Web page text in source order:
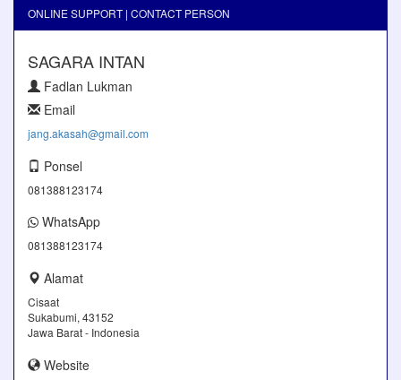
ONLINE SUPPORT | CONTACT PERSON
SAGARA INTAN
Fadlan Lukman
Email
jang.akasah@gmail.com
Ponsel
081388123174
WhatsApp
081388123174
Alamat
Cisaat
Sukabumi, 43152
Jawa Barat - Indonesia
Website